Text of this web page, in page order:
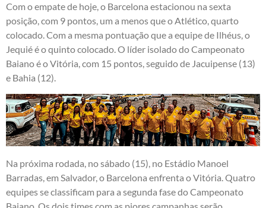
Com o empate de hoje, o Barcelona estacionou na sexta
posição, com 9 pontos, um a menos que o Atlético, quarto
colocado. Com a mesma pontuação que a equipe de Ilhéus, o
Jequié é o quinto colocado. O líder isolado do Campeonato
Baiano é o Vitória, com 15 pontos, seguido de Jacuipense (13)
e Bahia (12).
Na próxima rodada, no sábado (15), no Estádio Manoel
Barradas, em Salvador, o Barcelona enfrenta o Vitória. Quatro
equipes se classificam para a segunda fase do Campeonato